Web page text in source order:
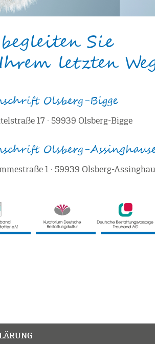
Sie
letzten
Olsberg-Bigge
17 · 59939 Olsberg-Bigge
Olsberg-
1 · 59939 Olsberg-